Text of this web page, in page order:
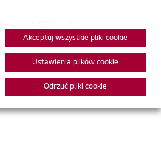
Akceptuj wszystkie pliki cookie
Ustawienia plików cookie
Odrzuć pliki cookie